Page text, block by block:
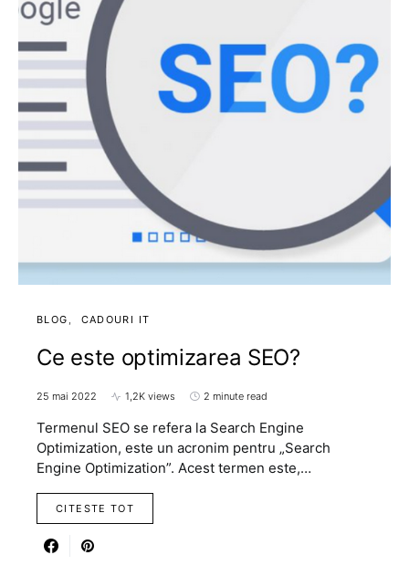
BLOG CADOURI IT
Ce este optimizarea SEO?
25 mai 2022 1,2K views 2 minute read
Termenul SEO se refera la Search Engine
Optimization, este un acronim pentru „Search
Engine Optimization”. Acest termen este,…
CITESTE TOT